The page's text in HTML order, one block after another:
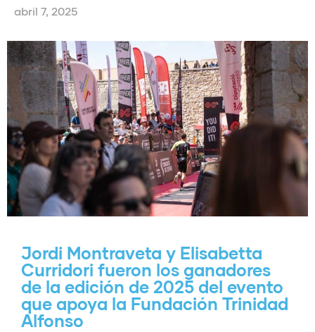
abril 7, 2025
Jordi Montraveta y Elisabetta
Curridori fueron los ganadores
de la edición de 2025 del evento
que apoya la Fundación Trinidad
Alfonso